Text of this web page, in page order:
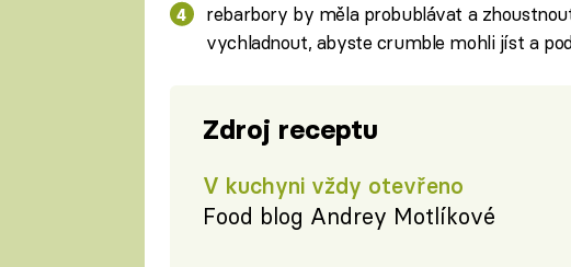
rebarbory by měla probublávat a
vychladnout, abyste crumble mohli jíst a
Zdroj receptu
V kuchyni vždy otevřeno
Food blog Andrey Motlíkové